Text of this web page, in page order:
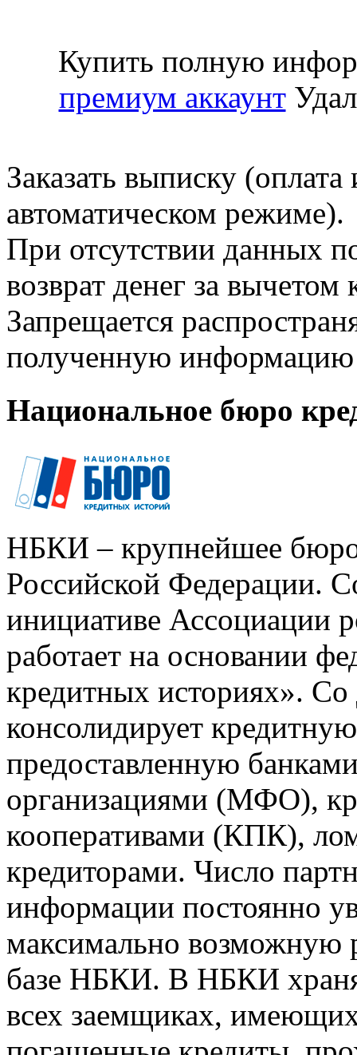
Купить полную
премиум аккаунт
Заказать выписку
автоматическом режиме).
При отсутствии данных
возврат денег за
Запрещается
полученную информацию
Национальное бюро
НБКИ – крупнейшее
Российской Федерации.
инициативе Ассоциации
работает на основании
кредитных историях».
консолидирует
предоставленную
организациями (МФО),
кооперативами (КПК),
кредиторами. Число
информации постоянно
максимально возможную
базе НБКИ. В НБКИ
всех заемщиках,